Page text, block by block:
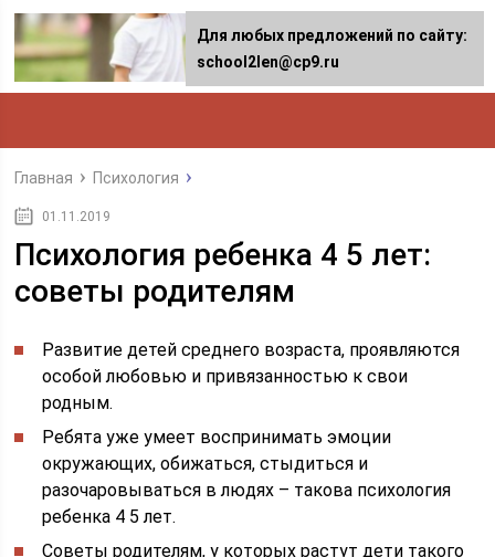
Главная Психология
01.11.2019
Психология ребенка 4 5 лет:
советы родителям
Развитие детей среднего возраста, проявляются
особой любовью и привязанностью к свои
родным.
Ребята уже умеет воспринимать эмоции
окружающих, обижаться, стыдиться и
разочаровываться в людях – такова психология
ребенка 4 5 лет.
Советы родителям, у которых растут дети такого
Для любых предложений по сайту:
school2len@cp9.ru